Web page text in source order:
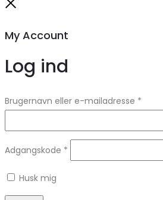
My Account
Log ind
Brugernavn eller e-mailadresse *
Adgangskode *
Husk mig